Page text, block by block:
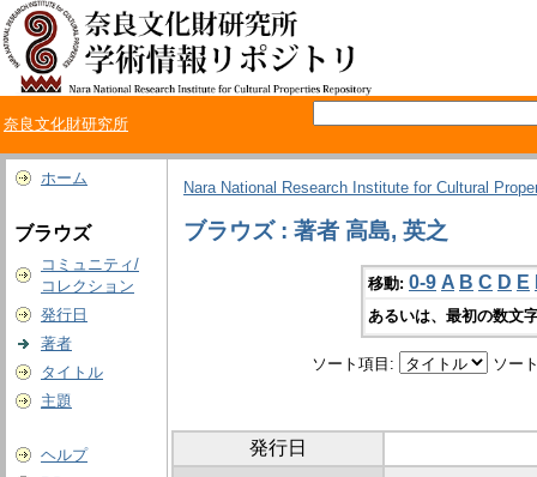
奈良文化財研究所
ホーム
ブラウズ
コミュニティ/
コレクション
発行日
著者
タイトル
主題
ヘルプ
Nara National Research Institute for Cultural
ブラウズ : 著者 高島, 英之
移動: 0-9 A B C D E
あるいは、最初の数文
ソート項目: ソー
発行日